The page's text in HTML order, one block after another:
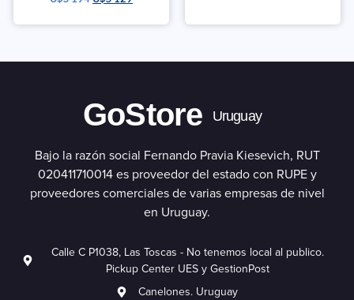
con
de 5
GoStore Uruguay
Bajo la razón social Fernando Pravia Kiesevich, RUT
020411710014 es proveedor del estado con RUPE y
proveedores comerciales de varias empresas de nivel
en Uruguay.
Calle C P1038, Las Toscas - No tenemos local al publico.
Pickup Center UES y GestionPost
Canelones. Uruguay